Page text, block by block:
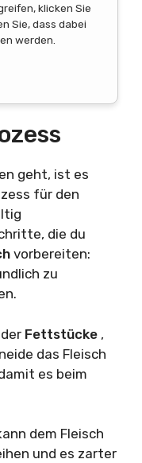
klicken Sie
Sie, dass dabei
werden.
geht, ist es
für den
die du
vorbereiten:
zu
Fettstücke ,
das Fleisch
es beim
dem Fleisch
und es zarter